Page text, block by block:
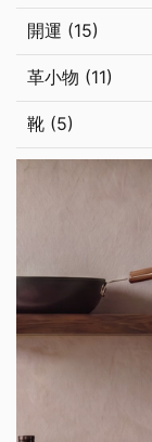
開運 (15)
革小物 (11)
靴 (5)